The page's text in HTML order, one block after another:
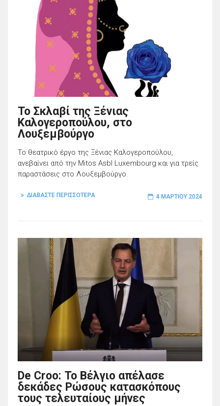
Το Σκλαβί της Ξένιας
Καλογεροπούλου, στο
Λουξεμβούργο
Το θεατρικό έργο της Ξένιας Καλογεροπούλου,
ανεβαίνει από την Mitos Asbl Luxembourg και για τρείς
παραστάσεις στο Λουξεμβούργο.
ΔΙΑΒΑΣΤΕ ΠΕΡΙΣΣΟΤΕΡΑ 4 ΜΑΡΤΊΟΥ 2024
De Croo: Το Βέλγιο απέλασε
δεκάδες Ρώσους κατασκόπους
τους τελευταίους μήνες